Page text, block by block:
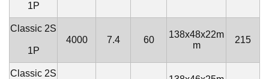
1P
Classic 2S
1P
4000 7.4 60
138x48x22m
m
215
Classic 2S